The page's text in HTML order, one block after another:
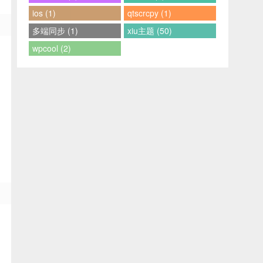
ios (1)
qtscrcpy (1)
多端同步 (1)
xiu主题 (50)
wpcool (2)